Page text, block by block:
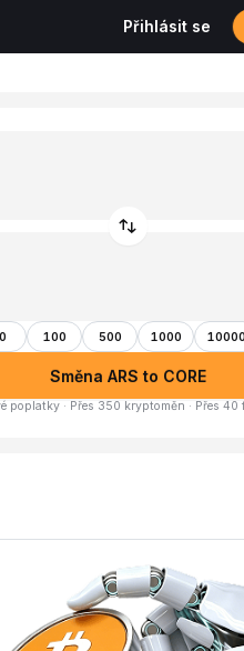
Přihlásit se
100 500 1000 10000
Směna ARS to CORE
poplatky · Přes 350 kryptoměn · Přes 40